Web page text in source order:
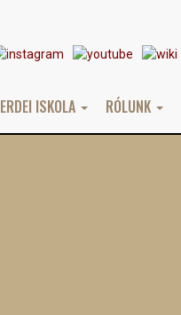
ERDEI ISKOLA RÓLUNK